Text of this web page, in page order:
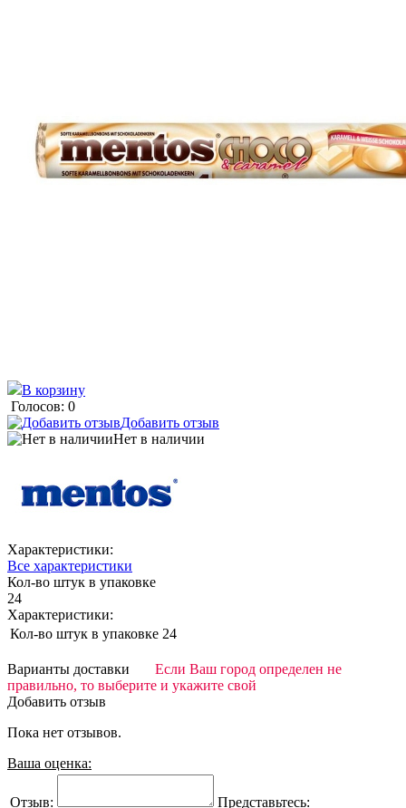
В корзину
Голосов: 0
Добавить отзыв
Нет в наличии
Характеристики:
Все характеристики
Кол-во штук в упаковке
24
Характеристики:
Кол-во штук в упаковке 24
Варианты доставки
Если Ваш город определен не
правильно, то выберите и укажите свой
Добавить отзыв
Пока нет отзывов.
Ваша оценка:
Отзыв: Представьтесь: